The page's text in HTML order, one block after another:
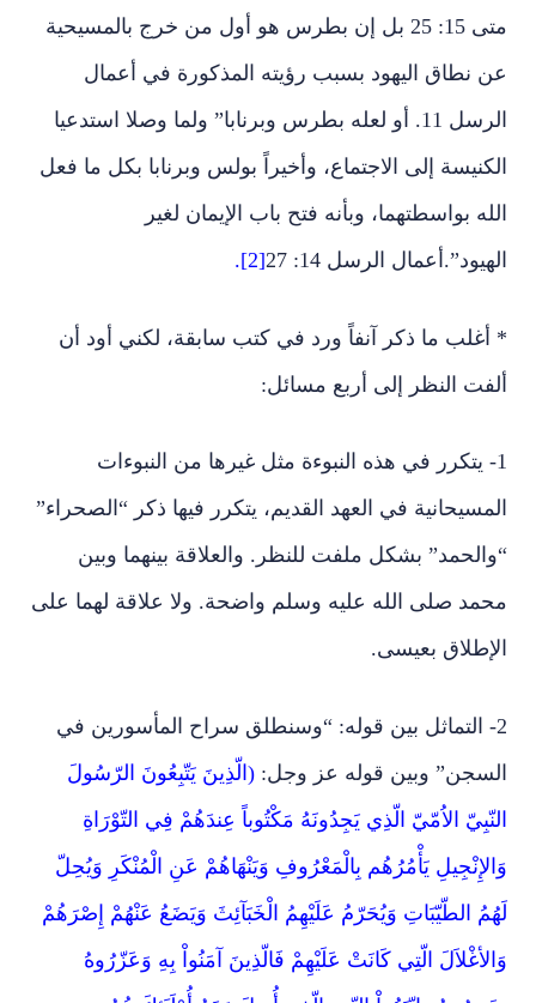
متى 15: 25 بل إن بطرس هو أول من خرج بالمسيحية
عن نطاق اليهود بسبب رؤيته المذكورة في أعمال
الرسل 11. أو لعله بطرس وبرنابا” ولما وصلا استدعيا
الكنيسة إلى الاجتماع، وأخيراً بولس وبرنابا بكل ما فعل
الله بواسطتهما، وبأنه فتح باب الإيمان لغير
الهيود”.أعمال الرسل 14: 27
[2].
* أغلب ما ذكر آنفاً ورد في كتب سابقة، لكني أود أن
ألفت النظر إلى أربع مسائل:
1- يتكرر في هذه النبوءة مثل غيرها من النبوءات
المسيحانية في العهد القديم، يتكرر فيها ذكر “الصحراء”
“والحمد” بشكل ملفت للنظر. والعلاقة بينهما وبين
محمد صلى الله عليه وسلم واضحة. ولا علاقة لهما على
الإطلاق بعيسى.
2- التماثل بين قوله: “وسنطلق سراح المأسورين في
السجن” وبين قوله عز وجل: (الّذِينَ يَتّبِعُونَ الرّسُولَ
النّبِيّ الاُمّيّ الّذِي يَجِدُونَهُ مَكْتُوباً عِندَهُمْ فِي التّوْرَاةِ
وَالإِنْجِيلِ يَأْمُرُهُم بِالْمَعْرُوفِ وَيَنْهَاهُمْ عَنِ الْمُنْكَرِ وَيُحِلّ
لَهُمُ الطّيّبَاتِ وَيُحَرّمُ عَلَيْهِمُ الْخَبَآئِثَ وَيَضَعُ عَنْهُمْ إِصْرَهُمْ
وَالأغْلاَلَ الّتِي كَانَتْ عَلَيْهِمْ فَالّذِينَ آمَنُواْ بِهِ وَعَزّرُوهُ